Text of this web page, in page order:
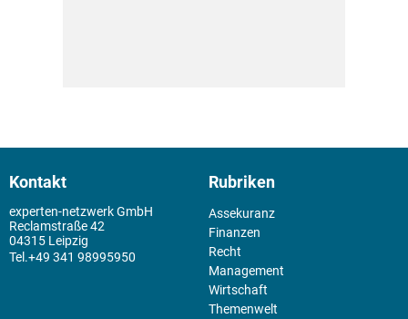
Kontakt
experten-netzwerk GmbH
Reclamstraße 42
04315 Leipzig
+49 341 98995950
Rubriken
Assekuranz
Finanzen
Recht
Management
Wirtschaft
Themenwelt